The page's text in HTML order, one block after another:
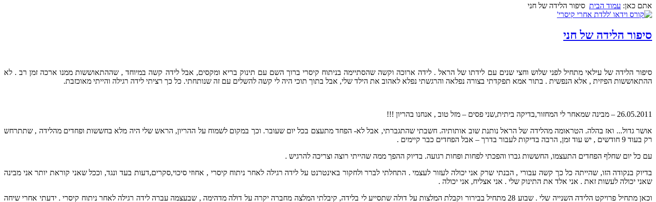
אתם כאן: עמוד הבית סיפור הלידה של חני
סיפור הלידה של חני
סיפור הלידה של עילאי מתחיל לפני שלוש וחצי שנים עם לידתו של הראל . לידה ארוכה וקשה שהסתיימה בניתוח קיסרי ברוך השם עם תינוק בריא ומקסים, אבל לידה קשה במיוחד , שההתאוששות ממנו ארכה זמן רב . לא
ההתאוששות הפיזית , אלא הנפשית . בתור אמא תפקדתי בצורה נפלאה והרגשתי נפלא לאהוב את הילד שלי, אבל בתוך תוכי היה לי קשה להשלים עם זה שנותחתי. כל כך רציתי לידה רגילה והייתי מאוכזבת.
26.05.2011 – מבינה שמאחר לי המחזור,בדיקה ביתית,שני פסים – מזל טוב , אנחנו בהריון !!!
אושר גדול... ואז בהלה. הטראומה מהלידה של הראל נותנת שוב אותותיה. חשבתי שהתגברתי, אבל לא- הפחד מתעצם בכל יום שעובר. וכך במקום לשמוח על ההריון, הראש שלי היה מלא בחששות ופחדים מהלידה , שתתרחש
רק בעוד 9 חודשים , יש עוד זמן, הרבה בדיקות לעבור בדרך – אבל הפחדים כבר קיימים .
עם כל יום שחלף הפחדים התעצמו, החששות גברו והפכתי לפחות ופחות רגועה. בדיוק ההפך ממה שהייתי רוצה וצריכה להרגיש .
בדיוק בנקודה הזו, שהייתה כל כך קשה עבורי , הבנתי שרק אני יכולה לעזור לעצמי . התחלתי לברר ולחקור באינטרנט על לידה רגילה לאחר ניתוח קיסרי , אחוזי סיכוי,סקרים,דעות בעד ונגד, וככל שאני קוראת יותר אני מבינה
שאני יכולה לעשות זאת . אני אלד את התינוק שלי . אני אצליח, אני יכולה .
וכאן מתחיל פרויקט הלידה השנייה שלי . שבוע 28 מתחיל בבירור וקבלת המלצות על דולה שתסייע לי בלידה, קיבלתי המלצה מחברה יקרה על דולה מדהימה , שבעצמה עברה לידה רגילה לאחר ניתוח קיסרי . ידעתי אחרי שיחה